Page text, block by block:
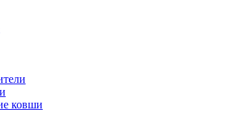
ковши